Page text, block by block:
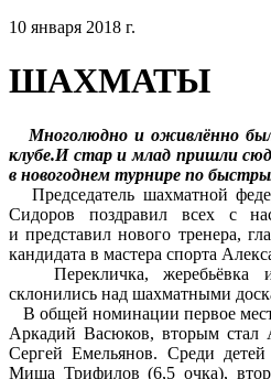
10 января 2018 г.
ШАХМАТЫ
Многолюдно и оживлённо
клубе.И стар и млад пришли
в новогоднем турнире по
Председатель шахматной
Сидоров поздравил всех с
и представил нового тренера,
кандидата в мастера спорта
Перекличка, жеребьёвка и
склонились над шахматными
В общей номинации первое
Аркадий Васюков, вторым стал
Сергей Емельянов. Среди детей
Миша Трифилов (6,5 очка),